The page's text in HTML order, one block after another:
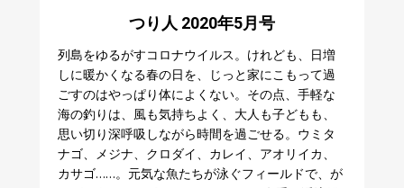
つり人 2020年5月号
列島をゆるがすコロナウイルス。けれども、日増
しに暖かくなる春の日を、じっと家にこもって過
ごすのはやっぱり体によくない。その点、手軽な
海の釣りは、風も気持ちよく、大人も子どもも、
思い切り深呼吸しながら時間を過ごせる。ウミタ
ナゴ、メジナ、クロダイ、カレイ、アオリイカ、
カサゴ……。元気な魚たちが泳ぐフィールドで、が